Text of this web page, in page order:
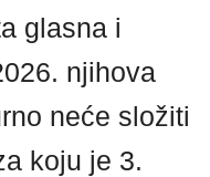
glasna i
njihova
neće složiti
koju je 3.